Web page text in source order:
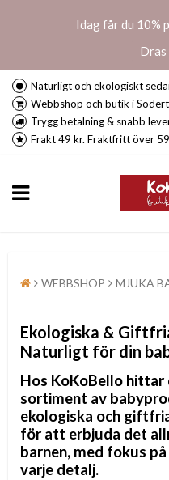
Idag får du 10%
Dras
Naturligt och ekologiskt
Webbshop och butik i
Trygg betalning & snabb
Frakt 49 kr. Fraktfritt över
WEBBSHOP MJUKA
Ekologiska &
Naturligt för din
Hos KoKoBello
sortiment av
ekologiska och
för att erbjuda det
barnen, med fokus
varje detalj.